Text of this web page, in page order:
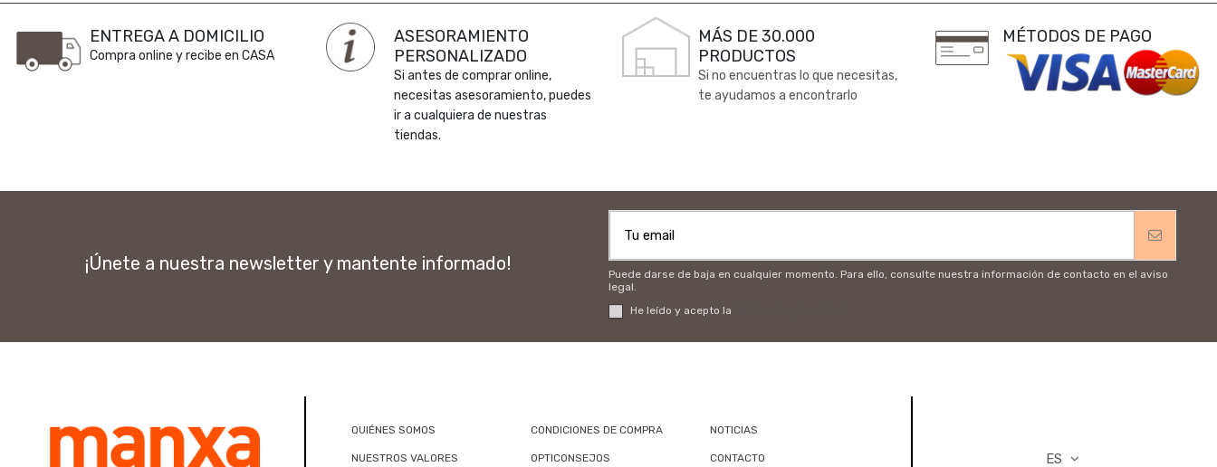
ENTREGA A DOMICILIO
Compra online y recibe en CASA
ASESORAMIENTO
PERSONALIZADO
Si antes de comprar online,
necesitas asesoramiento, puedes
ir a cualquiera de nuestras
tiendas.
MÁS DE 30.000
PRODUCTOS
Si no encuentras lo que necesitas,
te ayudamos a encontrarlo
MÉTODOS DE PAGO
¡Únete a nuestra newsletter y mantente informado!
Puede darse de baja en cualquier momento. Para ello, consulte nuestra información de contacto en el aviso
legal.
He leído y acepto la
QUIÉNES SOMOS CONDICIONES DE COMPRA NOTICIAS
NUESTROS VALORES OPTICONSEJOS CONTACTO ES